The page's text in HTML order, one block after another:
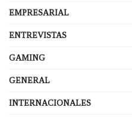
EMPRESARIAL
ENTREVISTAS
GAMING
GENERAL
INTERNACIONALES